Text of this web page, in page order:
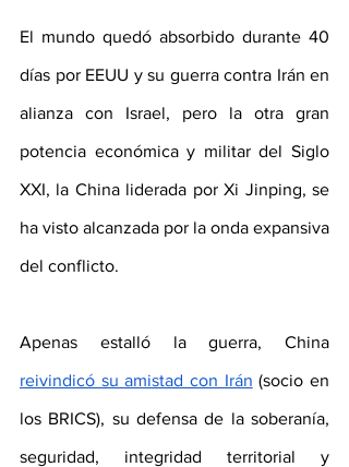
El mundo quedó absorbido durante 40
días por EEUU y su guerra contra Irán en
alianza con Israel, pero la otra gran
potencia económica y militar del Siglo
XXI, la China liderada por Xi Jinping, se
ha visto alcanzada por la onda expansiva
del conflicto.
reivindicó su amistad con Irán (socio en
los BRICS), su defensa de la soberanía,
seguridad, integridad territorial y